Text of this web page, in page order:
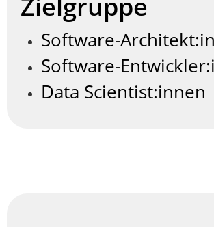
Software-
Software-
Data Scientist:innen